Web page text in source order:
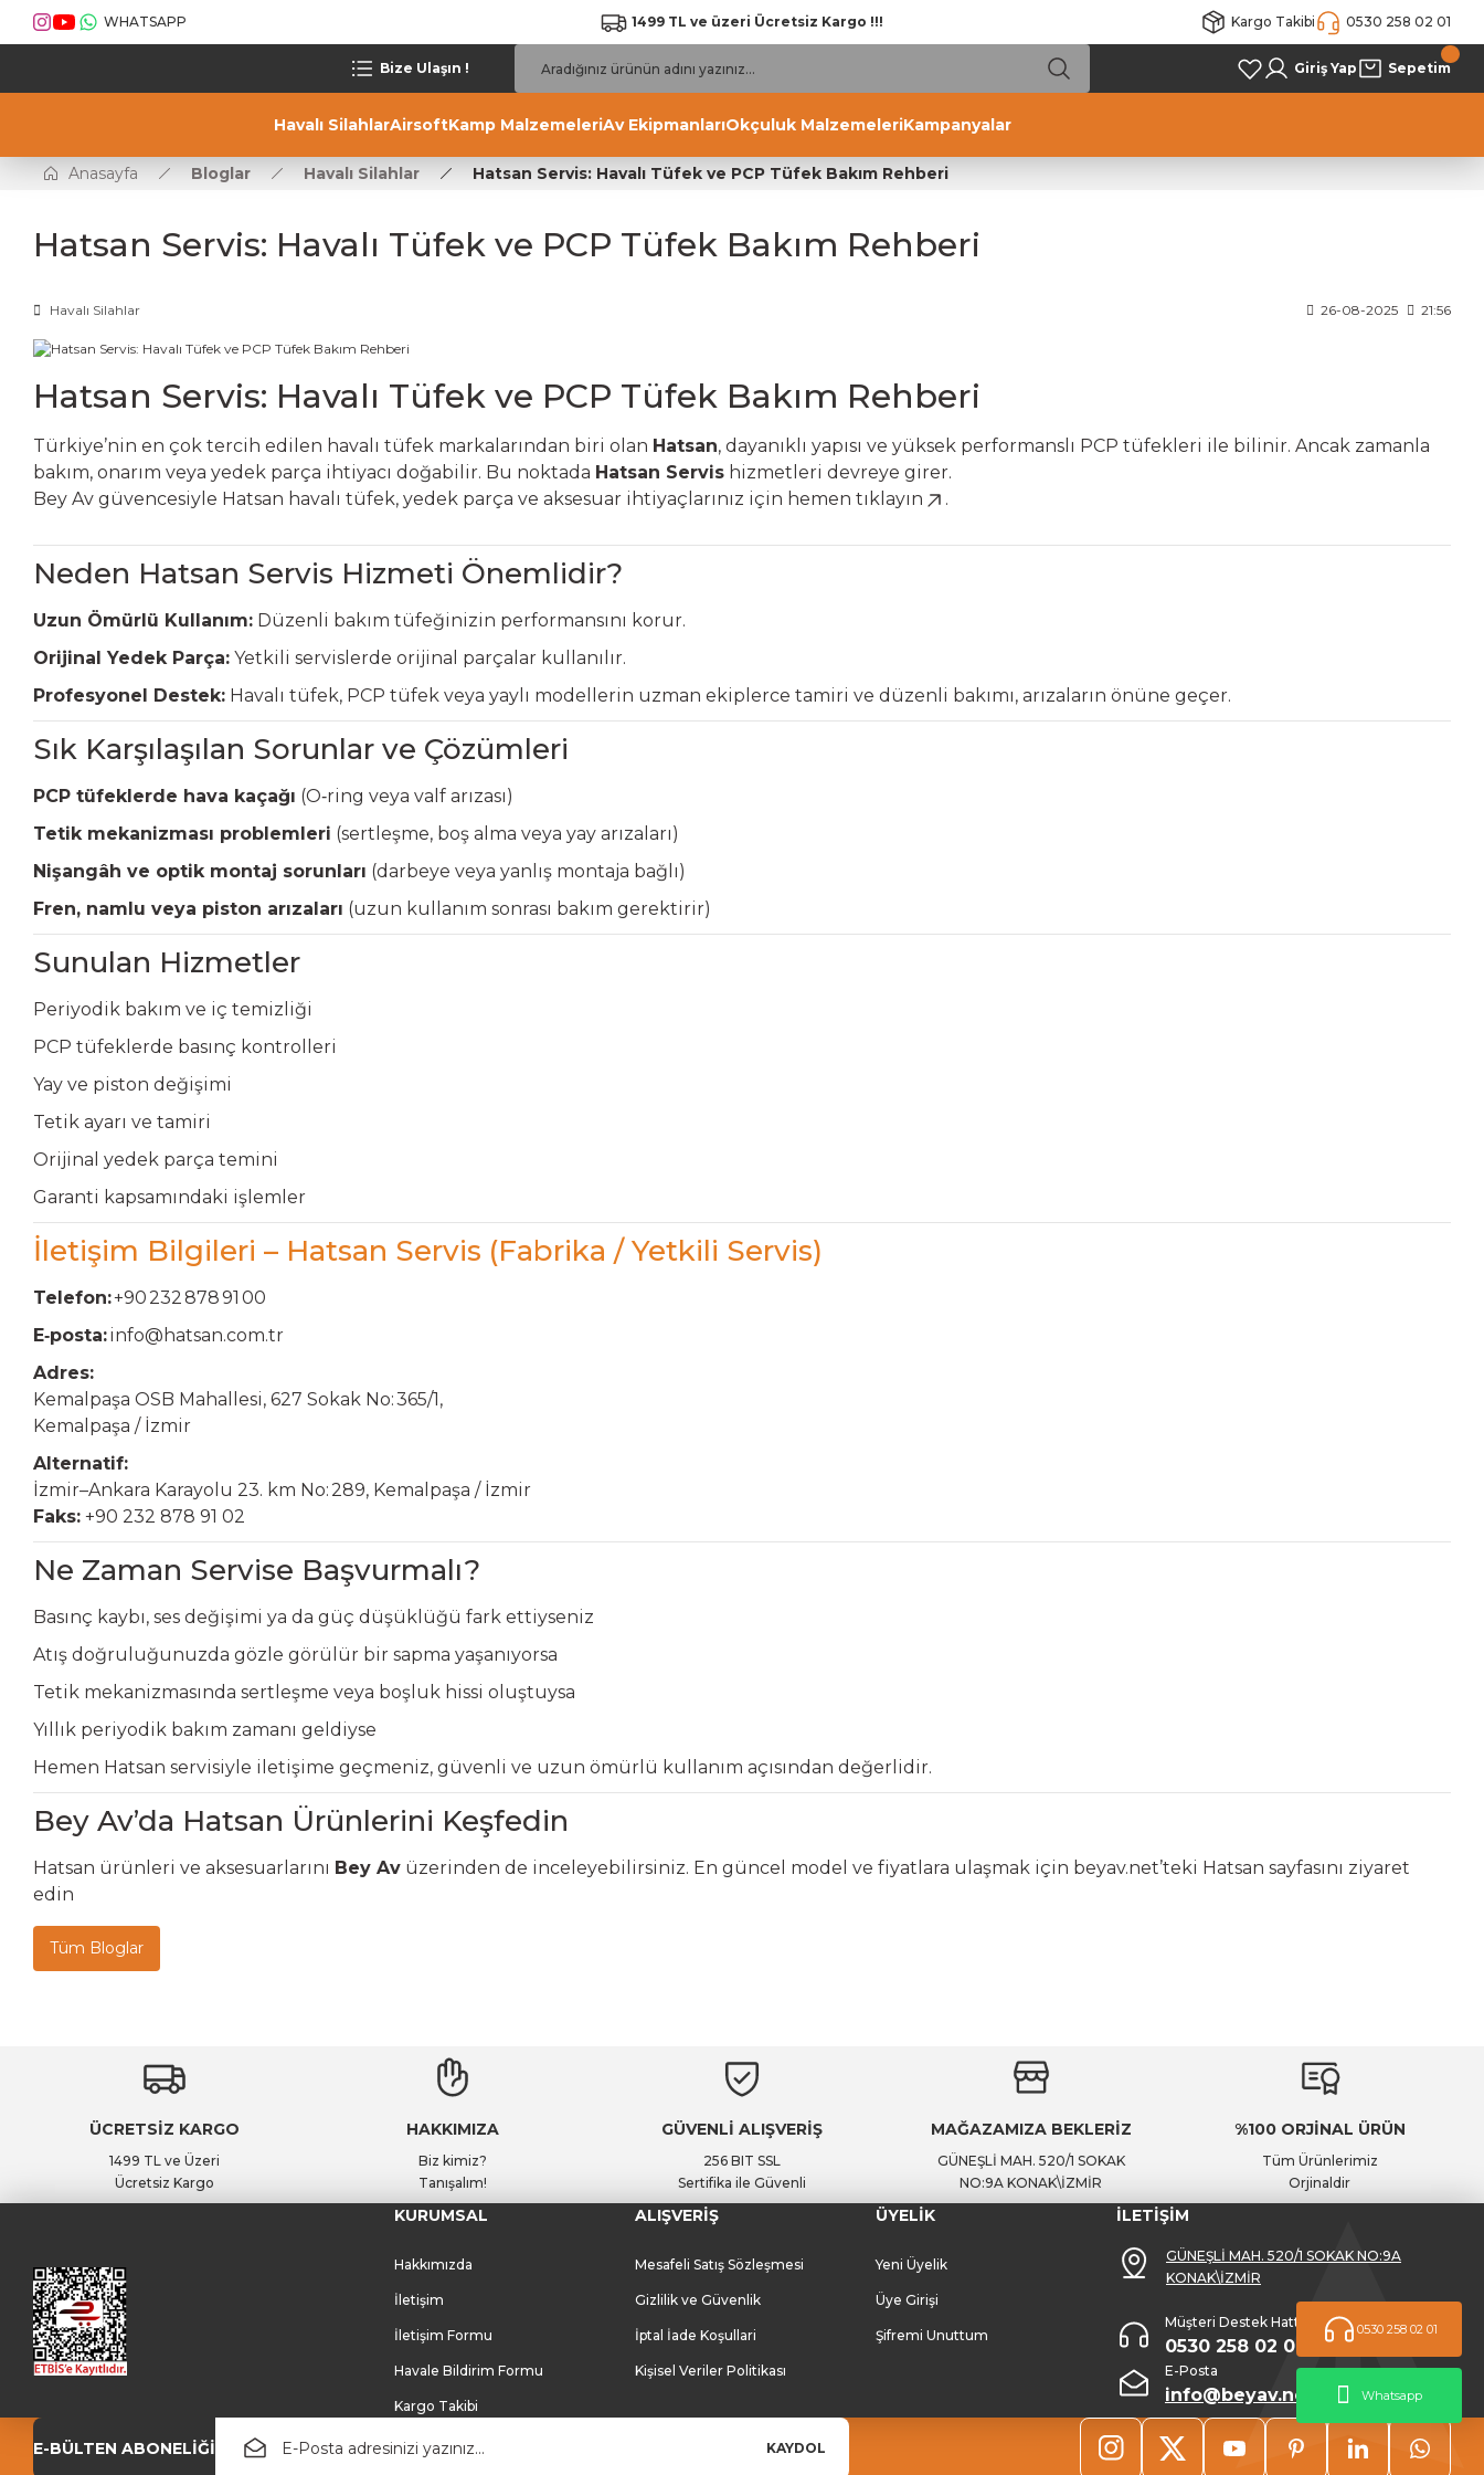
Whatsapp
WHATSAPP 1499 TL ve üzeri Ücretsiz Kargo !!! Kargo Takibi 0530 258 02 01
Bize Ulaşın ! Giriş Yap Sepetim
Havalı SilahlarAirsoftKamp MalzemeleriAv EkipmanlarıOkçuluk MalzemeleriKampanyalar
Anasayfa Bloglar Havalı Silahlar Hatsan Servis: Havalı Tüfek ve PCP Tüfek Bakım Rehberi
Hatsan Servis: Havalı Tüfek ve PCP Tüfek Bakım Rehberi
Havalı Silahlar 26-08-2025 21:56
Hatsan Servis: Havalı Tüfek ve PCP Tüfek Bakım Rehberi
Türkiye’nin en çok tercih edilen havalı tüfek markalarından biri olan Hatsan, dayanıklı yapısı ve yüksek performanslı PCP tüfekleri ile bilinir. Ancak zamanla
bakım, onarım veya yedek parça ihtiyacı doğabilir. Bu noktada Hatsan Servis hizmetleri devreye girer.
Bey Av güvencesiyle Hatsan havalı tüfek, yedek parça ve aksesuar ihtiyaçlarınız için hemen tıklayın .
Neden Hatsan Servis Hizmeti Önemlidir?
Uzun Ömürlü Kullanım: Düzenli bakım tüfeğinizin performansını korur.
Orijinal Yedek Parça: Yetkili servislerde orijinal parçalar kullanılır.
Profesyonel Destek: Havalı tüfek, PCP tüfek veya yaylı modellerin uzman ekiplerce tamiri ve düzenli bakımı, arızaların önüne geçer.
Sık Karşılaşılan Sorunlar ve Çözümleri
PCP tüfeklerde hava kaçağı (O‑ring veya valf arızası)
Tetik mekanizması problemleri (sertleşme, boş alma veya yay arızaları)
Nişangâh ve optik montaj sorunları (darbeye veya yanlış montaja bağlı)
Fren, namlu veya piston arızaları (uzun kullanım sonrası bakım gerektirir)
Sunulan Hizmetler
Periyodik bakım ve iç temizliği
PCP tüfeklerde basınç kontrolleri
Yay ve piston değişimi
Tetik ayarı ve tamiri
Orijinal yedek parça temini
Garanti kapsamındaki işlemler
İletişim Bilgileri – Hatsan Servis (Fabrika / Yetkili Servis)
Telefon:+90 232 878 91 00
E‑posta:info@hatsan.com.tr
Adres:
Kemalpaşa OSB Mahallesi, 627 Sokak No: 365/1,
Kemalpaşa / İzmir
Alternatif:
İzmir–Ankara Karayolu 23. km No: 289, Kemalpaşa / İzmir
Faks: +90 232 878 91 02
Ne Zaman Servise Başvurmalı?
Basınç kaybı, ses değişimi ya da güç düşüklüğü fark ettiyseniz
Atış doğruluğunuzda gözle görülür bir sapma yaşanıyorsa
Tetik mekanizmasında sertleşme veya boşluk hissi oluştuysa
Yıllık periyodik bakım zamanı geldiyse
Hemen Hatsan servisiyle iletişime geçmeniz, güvenli ve uzun ömürlü kullanım açısından değerlidir.
Bey Av’da Hatsan Ürünlerini Keşfedin
Hatsan ürünleri ve aksesuarlarını Bey Av üzerinden de inceleyebilirsiniz. En güncel model ve fiyatlara ulaşmak için beyav.net’teki Hatsan sayfasını ziyaret
edin
Tüm Bloglar
ÜCRETSİZ KARGO
1499 TL ve Üzeri
Ücretsiz Kargo
HAKKIMIZA
Biz kimiz?
Tanışalım!
GÜVENLİ ALIŞVERİŞ
256 BIT SSL
Sertifika ile Güvenli
MAĞAZAMIZA BEKLERİZ
GÜNEŞLİ MAH. 520/1 SOKAK
NO:9A KONAK\İZMİR
%100 ORJİNAL ÜRÜN
Tüm Ürünlerimiz
Orjinaldir
KURUMSAL
Hakkımızda
İletişim
İletişim Formu
Havale Bildirim Formu
Kargo Takibi
ALIŞVERİŞ
Mesafeli Satış Sözleşmesi
Gizlilik ve Güvenlik
İptal İade Koşullari
Kişisel Veriler Politikası
ÜYELİK
Yeni Üyelik
Üye Girişi
Şifremi Unuttum
İLETİŞİM
GÜNEŞLİ MAH. 520/1 SOKAK NO:9A
KONAK\İZMİR
Müşteri Destek Hattı
0530 258 02 01
E-Posta
info@beyav.net
E-BÜLTEN ABONELİĞİ KAYDOL
0530 258 02 01